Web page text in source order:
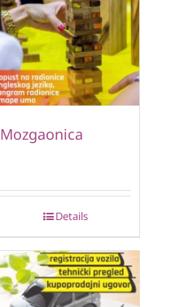
Mozgaonica
Details